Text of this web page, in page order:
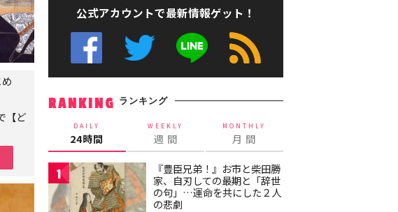
【ど
公式アカウントで最新情報ゲット！
RANKING ランキング
DAILY
24時間
WEEKLY
週 間
MONTHLY
月 間
1
『豊臣兄弟！』お市と柴田勝
家、自刃しての最期と「辞世
の句」…運命を共にした２人
の悲劇